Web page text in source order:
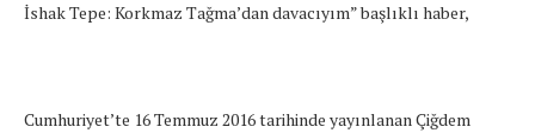
İshak Tepe: Korkmaz Tağma’dan davacıyım” başlıklı haber,
Cumhuriyet’te 16 Temmuz 2016 tarihinde yayınlanan Çiğdem